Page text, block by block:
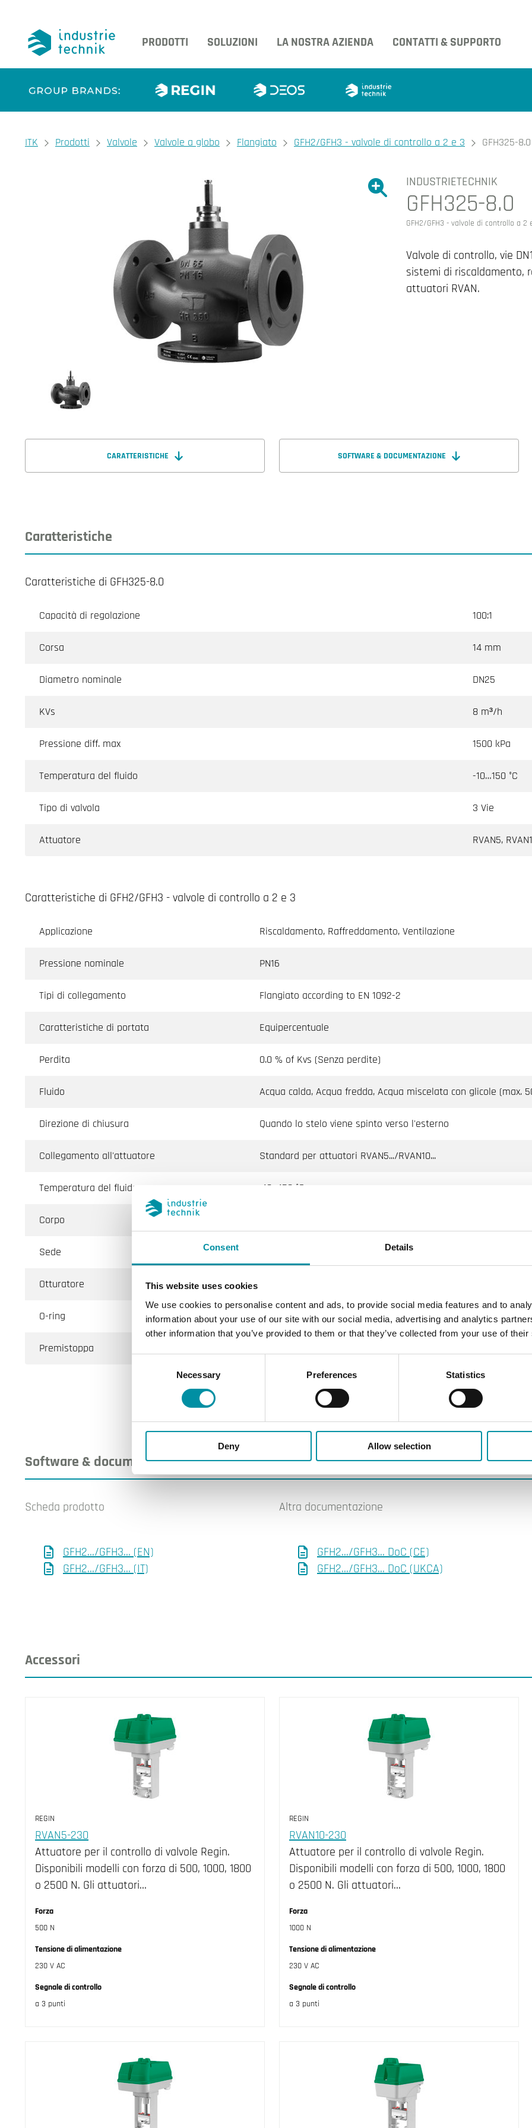
Consent Details
This website uses cookies
We use cookies to personalise content and ads, to provide social media features and to
information about your use of our site with our social media, advertising and analytics
other information that you’ve provided to them or that they’ve collected from your use of
Necessary Preferences Statistics
Deny Allow selection
PRODOTTI SOLUZIONI LA NOSTRA AZIENDA CONTATTI & SUPPORTO
You are here:
ITK Prodotti Valvole Valvole a globo Flangiato GFH2/GFH3 - valvole di controllo a 2 e 3 GFH325-8.0
Ingrandire l'immagine.
Ingrandire
INDUSTRIETECHNIK
GFH325-8.0
GFH2/GFH3 - valvole di controllo a 2
Valvole di controllo, vie
sistemi di riscaldamento,
attuatori RVAN.
CARATTERISTICHE SOFTWARE & DOCUMENTAZIONE
Caratteristiche
Caratteristiche di GFH325-8.0
Capacità di regolazione 100:1
Corsa 14 mm
Diametro nominale DN25
KVs 8 m³/h
Pressione diff. max 1500 kPa
Temperatura del fluido -10…150 °C
Tipo di valvola 3 Vie
Attuatore RVAN5,
Caratteristiche di GFH2/GFH3 - valvole di controllo a 2 e 3
Applicazione Riscaldamento, Raffreddamento, Ventilazione
Pressione nominale PN16
Tipi di collegamento Flangiato according to EN 1092-2
Caratteristiche di portata Equipercentuale
Perdita 0.0 % of Kvs (Senza perdite)
Fluido Acqua calda, Acqua fredda, Acqua miscelata con glicole (max.
Direzione di chiusura Quando lo stelo viene spinto verso l'esterno
Collegamento all'attuatore Standard per attuatori RVAN5.../RVAN10...
Temperatura del fluido -10…150 °C
Corpo
Sede Ghisa grigia EN-GJL-250, EN-JL1040
Otturatore
O-ring EPDM
Premistoppa
Software & documentazione
Scheda prodotto
GFH2.../GFH3... (EN)
GFH2.../GFH3... (IT)
Altra documentazione
GFH2.../GFH3... DoC (CE)
GFH2.../GFH3... DoC (UKCA)
Accessori
REGIN
RVAN5-230
Attuatore per il controllo di valvole Regin.
Disponibili modelli con forza di 500, 1000, 1800
o 2500 N. Gli attuatori…
Forza
500 N
Tensione di alimentazione
230 V AC
Segnale di controllo
a 3 punti
REGIN
RVAN10-230
Attuatore per il controllo di valvole Regin.
Disponibili modelli con forza di 500, 1000, 1800
o 2500 N. Gli attuatori…
Forza
1000 N
Tensione di alimentazione
230 V AC
Segnale di controllo
a 3 punti